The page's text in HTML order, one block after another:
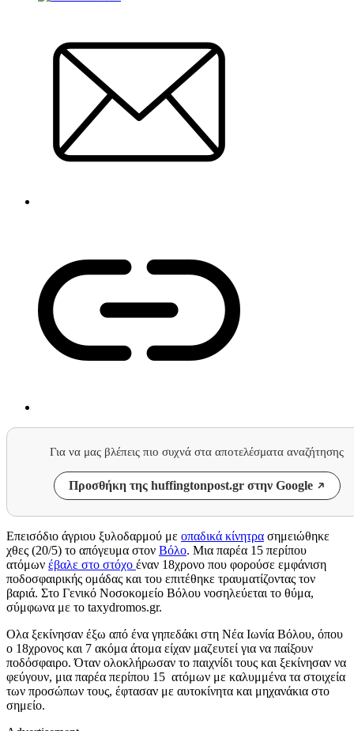
Για να μας βλέπεις πιο συχνά στα αποτελέσματα αναζήτησης
Προσθήκη της huffingtonpost.gr στην Google
Επεισόδιο άγριου ξυλοδαρμού με οπαδικά κίνητρα σημειώθηκε
χθες (20/5) το απόγευμα στον Βόλο. Μια παρέα 15 περίπου
ατόμων έβαλε στο στόχο έναν 18χρονο που φορούσε εμφάνιση
ποδοσφαιρικής ομάδας και του επιτέθηκε τραυματίζοντας τον
βαριά. Στο Γενικό Νοσοκομείο Βόλου νοσηλεύεται το θύμα,
σύμφωνα με το taxydromos.gr.
Ολα ξεκίνησαν έξω από ένα γηπεδάκι στη Νέα Ιωνία Βόλου, όπου
ο 18χρονος και 7 ακόμα άτομα είχαν μαζευτεί για να παίξουν
ποδόσφαιρο. Όταν ολοκλήρωσαν το παιχνίδι τους και ξεκίνησαν να
φεύγουν, μια παρέα περίπου 15 ατόμων με καλυμμένα τα στοιχεία
των προσώπων τους, έφτασαν με αυτοκίνητα και μηχανάκια στο
σημείο.